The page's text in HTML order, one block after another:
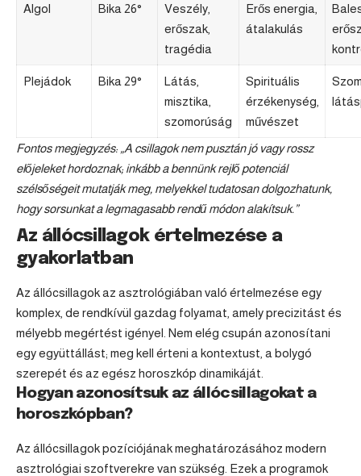
Algol Bika 26°
Veszély,
erőszak,
tragédia
Erős energia,
átalakulás
Plejádok Bika 29°
Látás,
misztika,
szomorúság
Spirituális
érzékenység,
művészet
Fontos megjegyzés: „A csillagok nem pusztán jó vagy rossz
előjeleket hordoznak; inkább a bennünk rejlő potenciál
szélsőségeit mutatják meg, melyekkel tudatosan dolgozhatunk,
hogy sorsunkat a legmagasabb rendű módon alakítsuk.”
Az állócsillagok értelmezése a
gyakorlatban
Az állócsillagok az asztrológiában való értelmezése egy
komplex, de rendkívül gazdag folyamat, amely precizitást és
mélyebb megértést igényel. Nem elég csupán azonosítani
egy együttállást; meg kell érteni a kontextust, a bolygó
szerepét és az egész horoszkóp dinamikáját.
Hogyan azonosítsuk az állócsillagokat a
horoszkópban?
Az állócsillagok pozíciójának meghatározásához modern
asztrológiai szoftverekre van szükség. Ezek a programok